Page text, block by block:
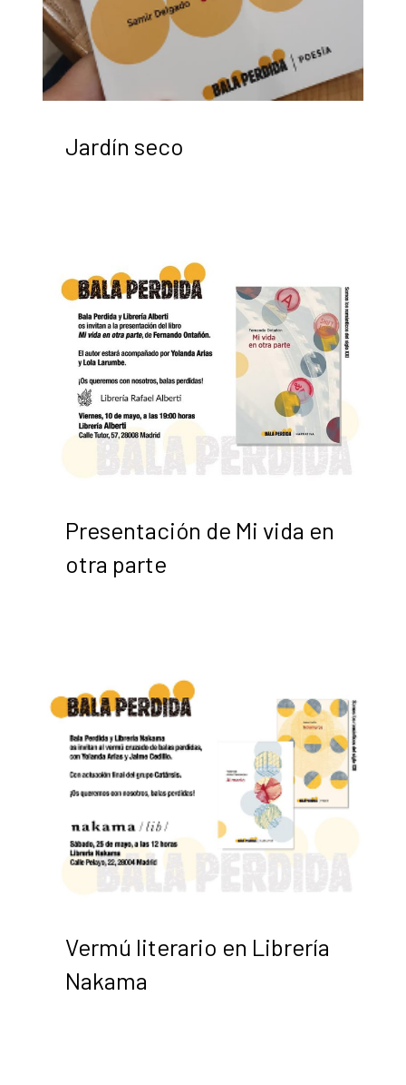
Jardín seco
Presentación de Mi vida en
otra parte
Vermú literario en Librería
Nakama